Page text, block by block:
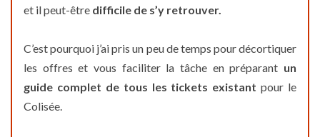
et il peut-être difficile de s’y retrouver.
C’est pourquoi j’ai pris un peu de temps pour décortiquer
les offres et vous faciliter la tâche en préparant un
guide complet de tous les tickets existant pour le
Colisée.